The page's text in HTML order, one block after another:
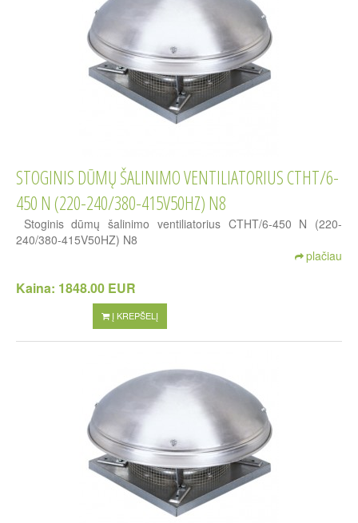
STOGINIS DŪMŲ ŠALINIMO VENTILIATORIUS CTHT/6-
450 N (220-240/380-415V50HZ) N8
Stoginis dūmų šalinimo ventiliatorius CTHT/6-450 N (220-
240/380-415V50HZ) N8
plačiau
Kaina: 1848.00 EUR
Į KREPŠELĮ